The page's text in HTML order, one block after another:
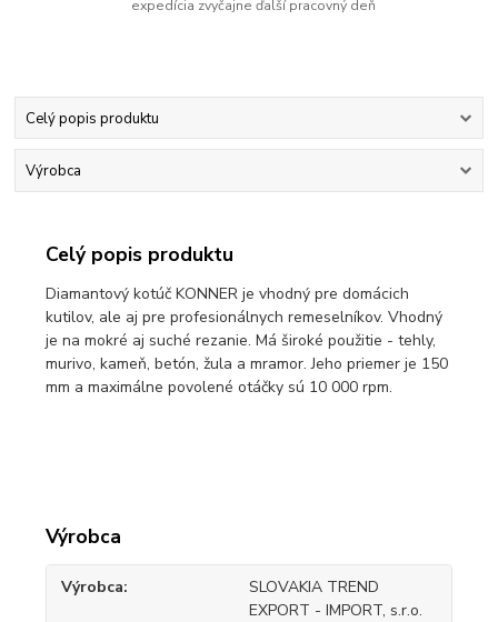
expedícia zvyčajne ďalší pracovný deň
Celý popis produktu
Výrobca
Celý popis produktu
Diamantový kotúč KONNER je vhodný pre domácich
kutilov, ale aj pre profesionálnych remeselníkov. Vhodný
je na mokré aj suché rezanie. Má široké použitie - tehly,
murivo, kameň, betón, žula a mramor. Jeho priemer je 150
mm a maximálne povolené otáčky sú 10 000 rpm.
Výrobca
Výrobca
SLOVAKIA TREND
EXPORT - IMPORT, s.r.o.